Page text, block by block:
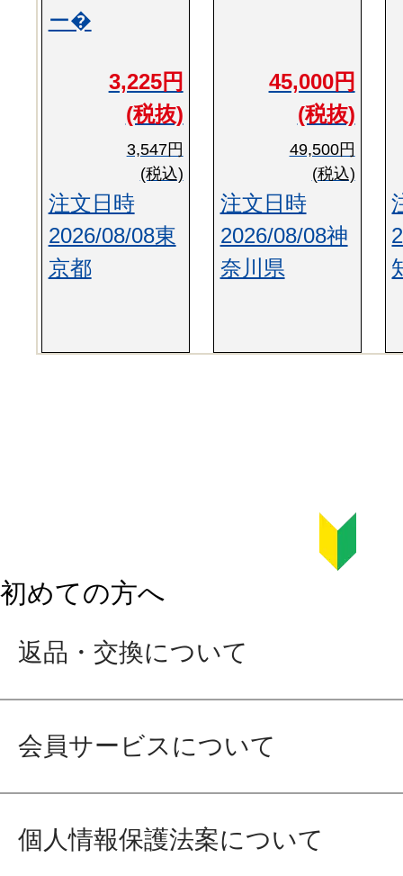
ー�
3,225円
(税抜)
3,547円
(税込)
注文日時
2026/08/08東
京都
45,000円
(税抜)
49,500円
(税込)
注文日時
2026/08/08神
奈川県
初めての方へ
返品・交換について
会員サービスについて
個人情報保護法案について